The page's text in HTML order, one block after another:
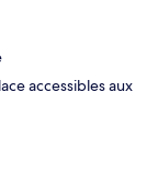
accessibles aux